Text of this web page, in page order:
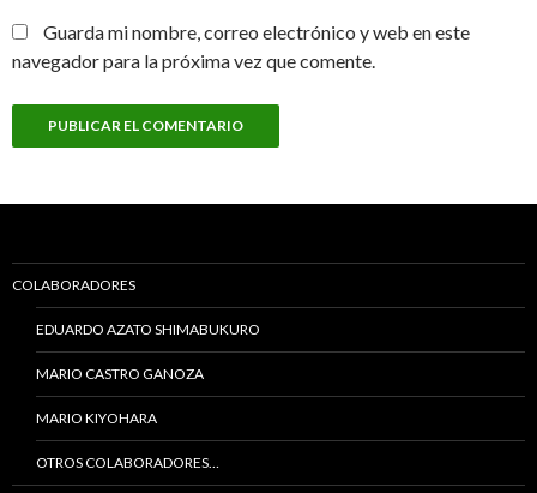
Guarda mi nombre, correo electrónico y web en este
navegador para la próxima vez que comente.
COLABORADORES
EDUARDO AZATO SHIMABUKURO
MARIO CASTRO GANOZA
MARIO KIYOHARA
OTROS COLABORADORES…